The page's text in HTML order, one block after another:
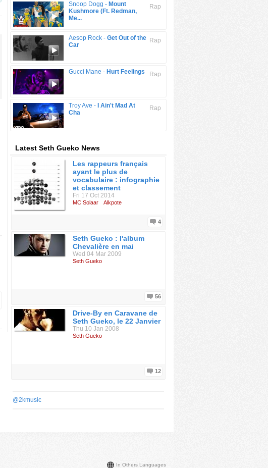
Rap
Snoop Dogg - Mount
Kushmore (Ft. Redman,
Me...
Rap
Aesop Rock - Get Out of the
Car
Rap
Gucci Mane - Hurt Feelings
Rap
Troy Ave -
I Ain't Mad At
Cha
Latest Seth Gueko News
Les rappeurs français
ayant le plus de
vocabulaire : infographie
et classement
Fri 17 Oct 2014
MC Solaar Alkpote
4
Seth Gueko : l'album
Chevalière en mai
Wed 04 Mar 2009
Seth Gueko
56
Drive-By en Caravane de
Seth Gueko, le 22 Janvier
Thu 10 Jan 2008
Seth Gueko
12
@2kmusic
In Others Languages